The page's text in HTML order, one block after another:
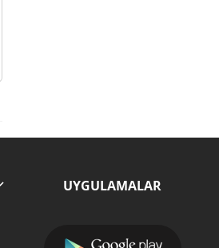
UYGULAMALAR